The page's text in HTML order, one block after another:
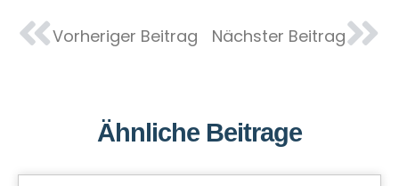
Vorheriger Beitrag Nächster Beitrag
Ähnliche Beitrage